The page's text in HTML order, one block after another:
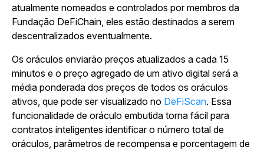
atualmente nomeados e controlados por membros da
Fundação DeFiChain, eles estão destinados a serem
descentralizados eventualmente.
Os oráculos enviarão preços atualizados a cada 15
minutos e o preço agregado de um ativo digital será a
média ponderada dos preços de todos os oráculos
ativos, que pode ser visualizado no DeFiScan. Essa
funcionalidade de oráculo embutida torna fácil para
contratos inteligentes identificar o número total de
oráculos, parâmetros de recompensa e porcentagem de